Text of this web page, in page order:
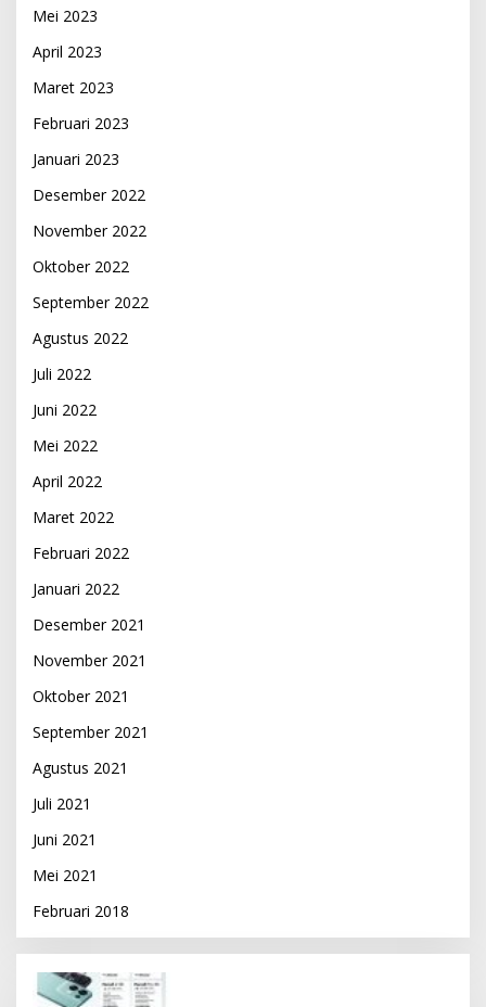
Mei 2023
April 2023
Maret 2023
Februari 2023
Januari 2023
Desember 2022
November 2022
Oktober 2022
September 2022
Agustus 2022
Juli 2022
Juni 2022
Mei 2022
April 2022
Maret 2022
Februari 2022
Januari 2022
Desember 2021
November 2021
Oktober 2021
September 2021
Agustus 2021
Juli 2021
Juni 2021
Mei 2021
Februari 2018